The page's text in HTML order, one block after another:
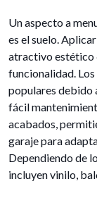
Un aspecto a
es el suelo.
atractivo estético
funcionalidad.
populares debido
fácil
acabados,
garaje para
Dependiendo de
incluyen vinilo,